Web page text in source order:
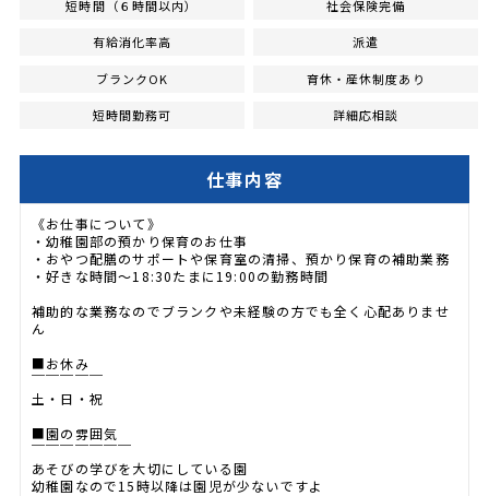
短時間（６時間以内） 社会保険完備
有給消化率高 派遣
ブランクOK 育休・産休制度あり
短時間勤務可 詳細応相談
仕事内容
《お仕事について》
・幼稚園部の預かり保育のお仕事
・おやつ配膳のサポートや保育室の清掃、預かり保育の補助業務
・好きな時間～18:30たまに19:00の勤務時間
補助的な業務なのでブランクや未経験の方でも全く心配ありませ
ん
■お休み
￣￣￣￣￣
土・日・祝
■園の雰囲気
￣￣￣￣￣￣￣
あそびの学びを大切にしている園
幼稚園なので15時以降は園児が少ないですよ